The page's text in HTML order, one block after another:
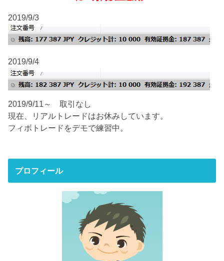
2019/9/3
2019/9/4
2019/9/11～ 取引なし
現在、リアルトレードはお休みしています。
フィボトレードをデモで練習中。
プロフィール